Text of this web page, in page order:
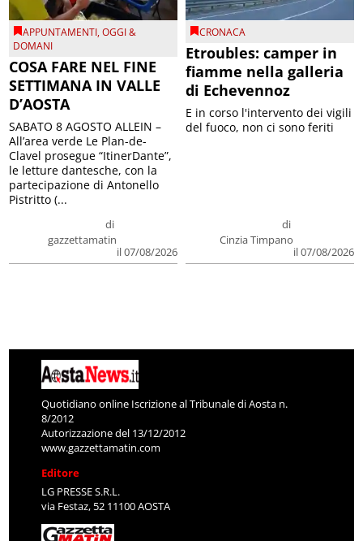
APPUNTAMENTI,OGGI &
DOMANI
COSA FARE NEL FINE
SETTIMANA IN VALLE
D’AOSTA
di
gazzettamatin
il 07/08/2026
SABATO 8 AGOSTO ALLEIN –
All’area verde Le Plan-de-
Clavel prosegue “ItinerDante”,
le letture dantesche, con la
partecipazione di Antonello
Pistritto (...
CRONACA
Etroubles: camper in
fiamme nella galleria
di Echevennoz
di
Cinzia Timpano
il 07/08/2026
E in corso l'intervento dei vigili
del fuoco, non ci sono feriti
Quotidiano online Iscrizione al Tribunale di Aosta n.
8/2012
Autorizzazione del 13/12/2012
www.gazzettamatin.com
Editore
LG PRESSE S.R.L.
via Festaz, 52 11100 AOSTA